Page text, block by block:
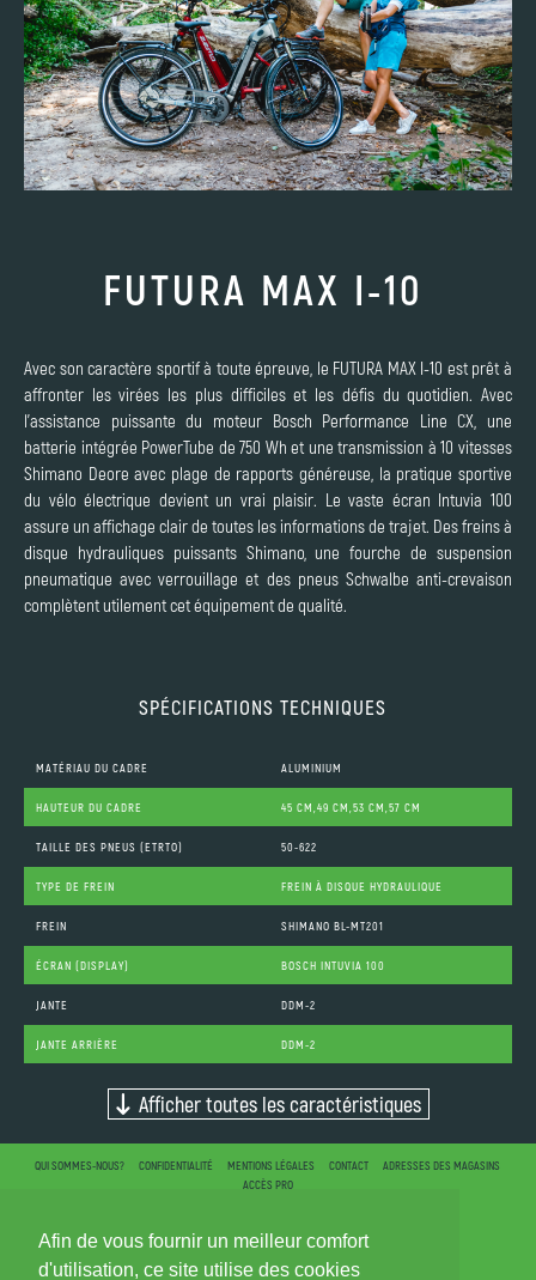
Afin de vous fournir un meilleur comfort
d'utilisation, ce site utilise des cookies
FUTURA MAX I-10
Avec son caractère sportif à toute épreuve, le FUTURA MAX I-10 est prêt à
affronter les virées les plus difficiles et les défis du quotidien. Avec
l’assistance puissante du moteur Bosch Performance Line CX, une
batterie intégrée PowerTube de 750 Wh et une transmission à 10 vitesses
Shimano Deore avec plage de rapports généreuse, la pratique sportive
du vélo électrique devient un vrai plaisir. Le vaste écran Intuvia 100
assure un affichage clair de toutes les informations de trajet. Des freins à
disque hydrauliques puissants Shimano, une fourche de suspension
pneumatique avec verrouillage et des pneus Schwalbe anti-crevaison
complètent utilement cet équipement de qualité.
SPÉCIFICATIONS TECHNIQUES
MATÉRIAU DU CADRE ALUMINIUM
HAUTEUR DU CADRE 45 CM,49 CM,53 CM,57 CM
TAILLE DES PNEUS (ETRTO) 50-622
TYPE DE FREIN FREIN À DISQUE HYDRAULIQUE
FREIN SHIMANO BL-MT201
ÉCRAN (DISPLAY) BOSCH INTUVIA 100
JANTE DDM-2
JANTE ARRIÈRE DDM-2
Afficher toutes les caractéristiques
QUI SOMMES-NOUS? CONFIDENTIALITÉ MENTIONS LÉGALES CONTACT
ADRESSES DES MAGASINS
ACCÈS PRO